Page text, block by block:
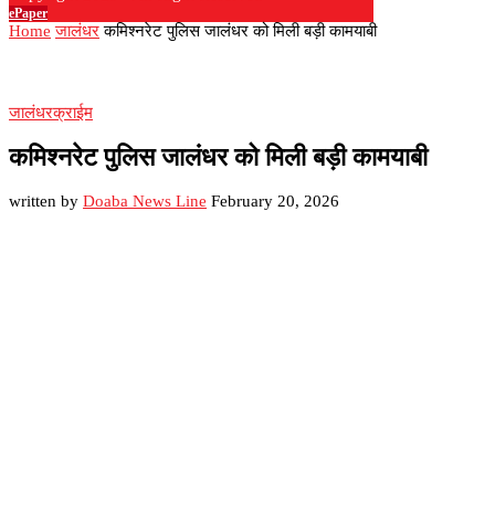
ePaper
Home जालंधर कमिश्नरेट पुलिस जालंधर को मिली बड़ी कामयाबी
जालंधरक्राईम
कमिश्नरेट पुलिस जालंधर को मिली बड़ी कामयाबी
written by Doaba News Line February 20, 2026